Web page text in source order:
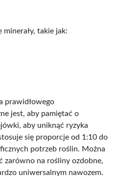
takie jak:
prawidłowego
jest, aby pamiętać o
aby uniknąć ryzyka
się proporcje od 1:10 do
potrzeb roślin. Można
zarówno na rośliny ozdobne,
uniwersalnym nawozem.